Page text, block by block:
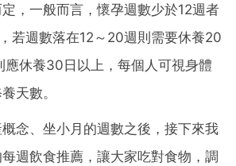
，一般而言，懷孕週數少於12週者
若週數落在12～20週則需要休養20
應休養30日以上，每個人可視身體
天數。
念、坐小月的週數之後，接下來我
週飲食推薦，讓大家吃對食物，調